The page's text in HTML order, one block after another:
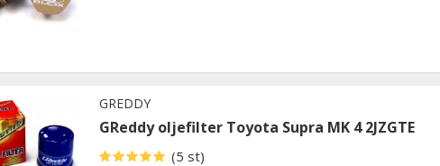
GREDDY
GReddy oljefilter Toyota Supra MK 4 2JZGTE
(5 st)